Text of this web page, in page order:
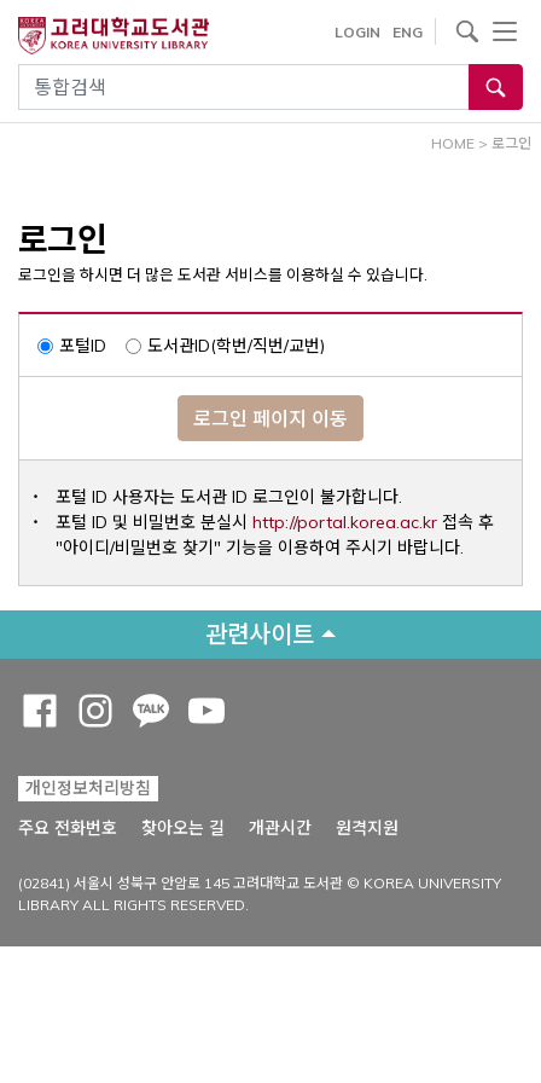
건
통합검색
LOGIN ENG
사이트내 검색
HOME > 로그인
로그인
로그인을 하시면 더 많은 도서관 서비스를 이용하실 수 있습니다.
포털ID 도서관ID(학번/직번/교번)
로그인 페이지 이동
포털 ID 사용자는 도서관 ID 로그인이 불가합니다.
포털 ID 및 비밀번호 분실시 http://portal.korea.ac.krOpens a
접속 후
"아이디/비밀번호 찾기" 기능을 이용하여 주시기 바랍니다.
관련사이트
개인정보처리방침
주요 전화번호
찾아오는 길 개관시간 원격지원
(02841) 서울시 성북구 안암로 145 고려대학교 도서관 © KOREA UNIVERSITY
LIBRARY ALL RIGHTS RESERVED.
Opens a new window
Opens a new window
Opens a new window